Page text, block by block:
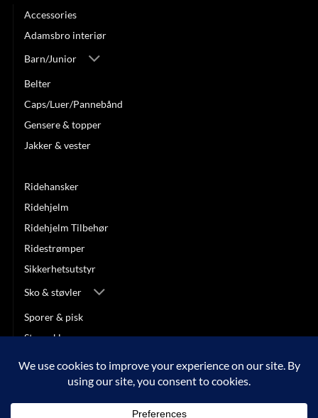
Accessories
Adamsbro interiør
Barn/Junior
Belter
Caps/Luer/Pannebånd
Gensere & topper
Jakker & vester
Ridehansker
Ridehjelm
Ridehjelm Tilbehør
Ridestrømper
Sikkerhetsutstyr
Sko & støvler
Sporer & pisk
Stevneklær
SALG